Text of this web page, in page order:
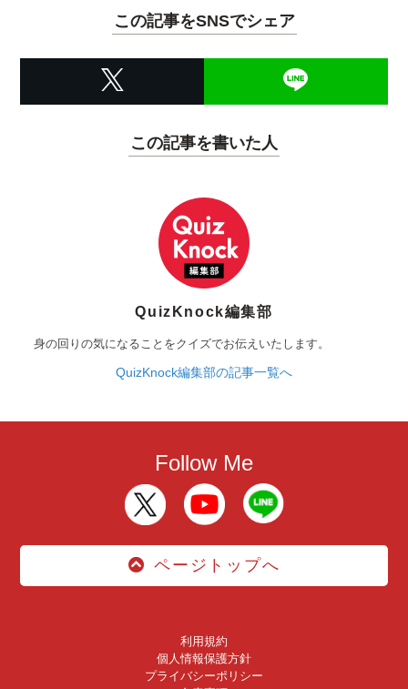
この記事をSNSでシェア
この記事を書いた人
QuizKnock編集部
身の回りの気になることをクイズでお伝えいたします。
QuizKnock編集部の記事一覧へ
Follow Me
ページトップへ
利用規約
個人情報保護方針
プライバシーポリシー